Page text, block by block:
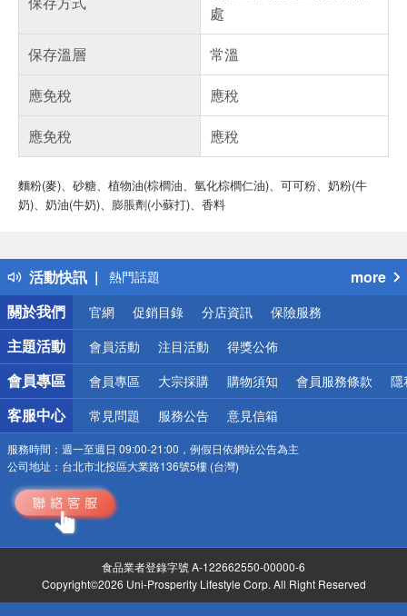
處
保存溫層
常溫
應免稅
應稅
應免稅
應稅
麵粉(麥)、砂糖、植物油(棕櫚油、氫化棕櫚仁油)、可可粉、奶粉(牛
奶)、奶油(牛奶)、膨脹劑(小蘇打)、香料
活動快訊
得獎公告
熱門話題
銀行優惠
偏遠地區配送
詐騙網頁！請小心！
more
關於我們
官網 促銷目錄 分店資訊 保險服務
主題活動 會員活動 注目活動 得獎公佈
會員專區 會員專區 大宗採購 購物須知 會員服務條款 隱
客服中心 常見問題 服務公告 意見信箱
服務時間： 週一至週日 09:00-21:00，例假日依網站公告為主
公司地址： 台北市北投區大業路136號5樓 (台灣)
食品業者登錄字號 A-122662550-00000-6
Copyright©2026 Uni-Prosperity Lifestyle Corp. All Right Reserved